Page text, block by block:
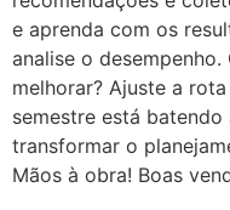
e aprenda com os
analise o
melhorar? Ajuste a
semestre está
transformar o
Mãos à obra! Boas